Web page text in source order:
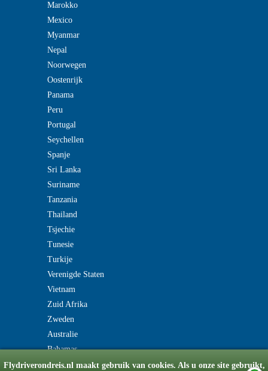
Flydriverondreis.nl maakt gebruik van cookies. Als u onze site gebruikt,
Marokko
Mexico
Myanmar
Nepal
Noorwegen
Oostenrijk
Panama
Peru
Portugal
Seychellen
Spanje
Sri Lanka
Suriname
Tanzania
Thailand
Tsjechie
Tunesie
Turkije
Verenigde Staten
Vietnam
Zuid Afrika
Zweden
Australie
Bahamas